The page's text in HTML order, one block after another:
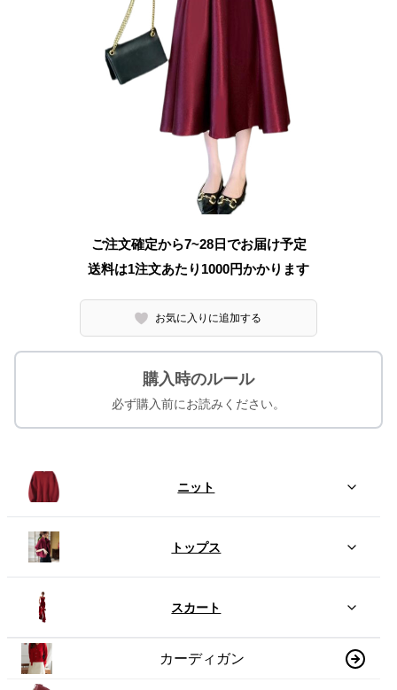
ご注文確定から7~28日でお届け予定
送料は1注文あたり 1000円かかります
お気に入りに追加する
購入時のルール
必ず購入前にお読みください。
ニット
トップス
スカート
カーディガン